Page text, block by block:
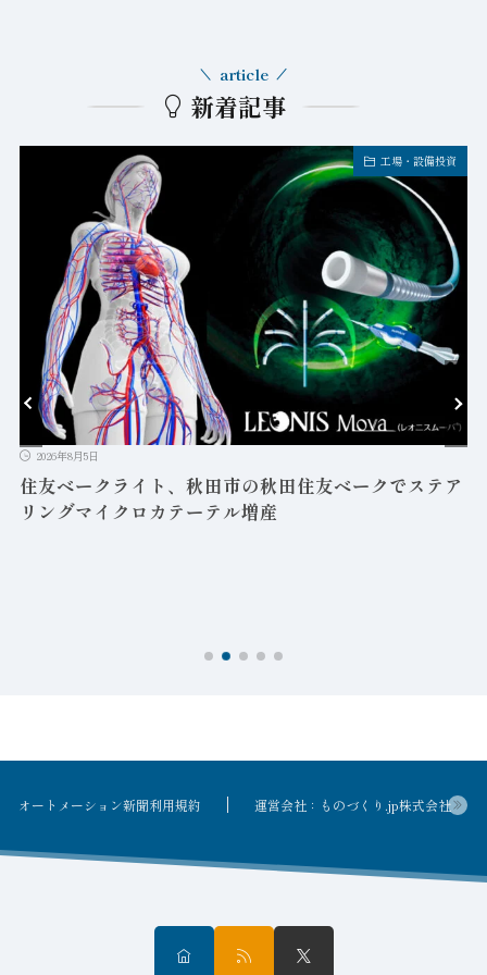
新着記事
article
工場・設備投資
2026年8月5日
住友ベークライト、秋田市の秋田住友ベークでステア
リングマイクロカテーテル増産
オートメーション新聞利用規約 運営会社：ものづくり.jp株式会社